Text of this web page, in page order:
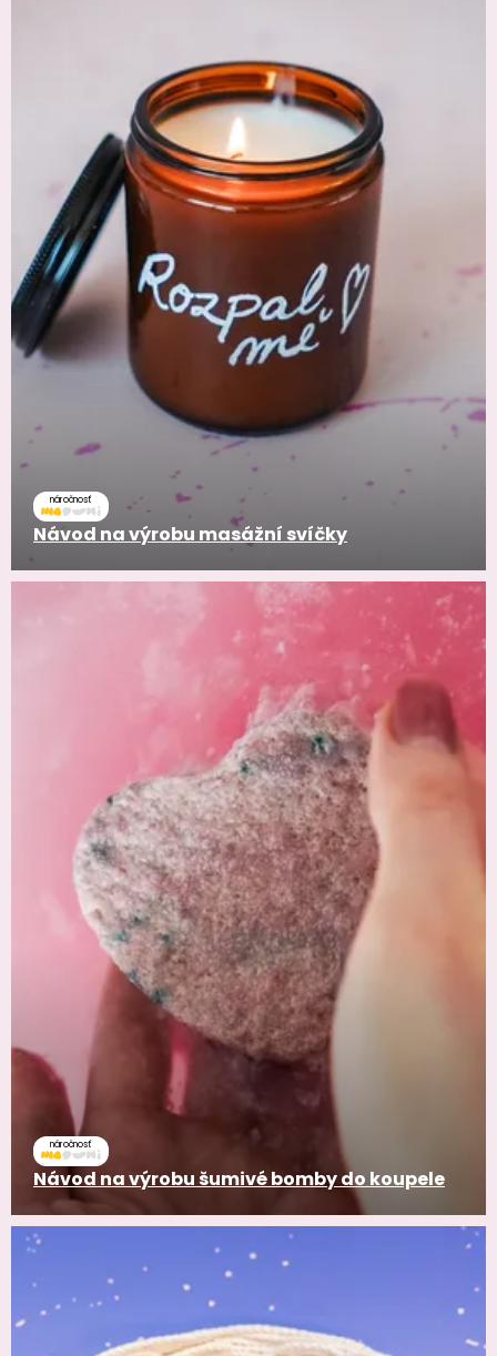
náročnosť
Návod na výrobu masážní svíčky
náročnosť
Návod na výrobu šumivé bomby do koupele